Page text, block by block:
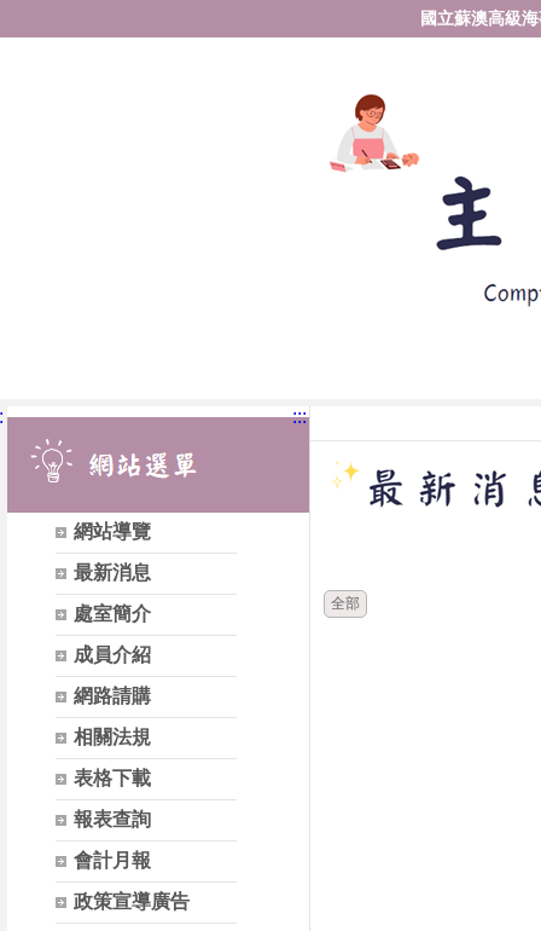
國立蘇澳高級
網站導覽
最新消息
處室簡介
成員介紹
網路請購
相關法規
表格下載
報表查詢
會計月報
政策宣導廣告
:::
全部